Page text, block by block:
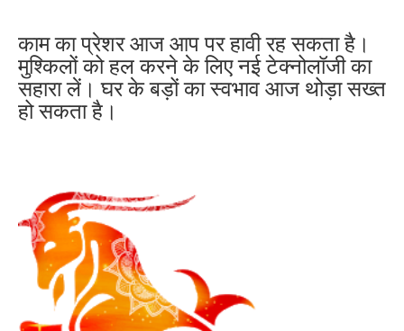
काम का प्रेशर आज आप पर हावी रह सकता है।
मुश्किलों को हल करने के लिए नई टेक्नोलॉजी का
सहारा लें। घर के बड़ों का स्वभाव आज थोड़ा सख्त
हो सकता है।